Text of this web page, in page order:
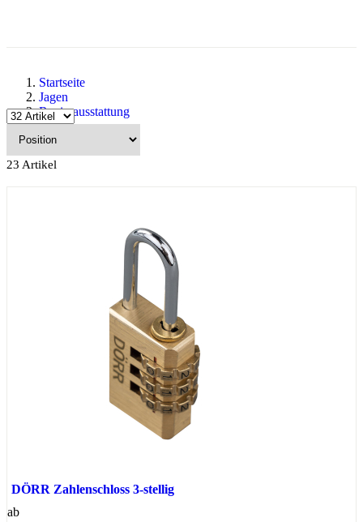
Startseite
Jagen
Revierausstattung
Wildkameras
23 Artikel
DÖRR Zahlenschloss 3-stellig
ab